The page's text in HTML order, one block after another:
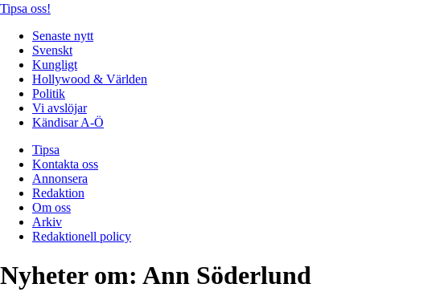
Tipsa oss!
Senaste nytt
Svenskt
Kungligt
Hollywood & Världen
Politik
Vi avslöjar
Kändisar A-Ö
Tipsa
Kontakta oss
Annonsera
Redaktion
Om oss
Arkiv
Redaktionell policy
Nyheter om: Ann Söderlund